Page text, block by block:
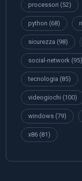
processori (52)
python (68)
sicurezza (98)
social-network (95)
tecnologia (85)
videogiochi (100)
windows (79)
x86 (81)